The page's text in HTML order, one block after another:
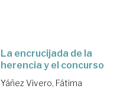
La encrucijada de la
herencia y el concurso
Yáñez Vivero, Fátima